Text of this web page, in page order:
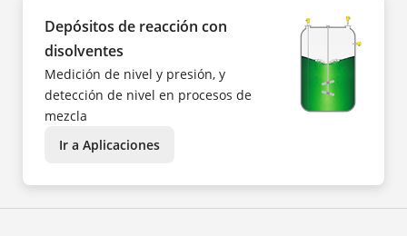
Depósitos de reacción con
disolventes
Medición de nivel y presión, y
detección de nivel en procesos de
mezcla
Ir a Aplicaciones